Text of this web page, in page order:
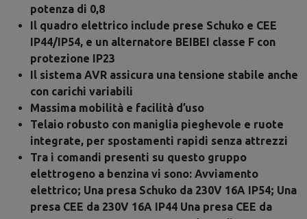
potenza di 0,8
Il quadro elettrico include prese Schuko e CEE
IP44/IP54, e un alternatore BEIBEI classe F con
protezione IP23
Il sistema AVR assicura una tensione stabile anche
con carichi variabili
Massima mobilità e facilità d’uso
Telaio robusto con maniglia pieghevole e ruote
integrate, per spostamenti rapidi senza attrezzi
Tra i comandi presenti su questo gruppo
elettrogeno a benzina vi sono: Avviamento
elettrico; Una presa Schuko da 230V 16A IP54; Una
presa CEE da 230V 16A IP44 Una presa CEE da